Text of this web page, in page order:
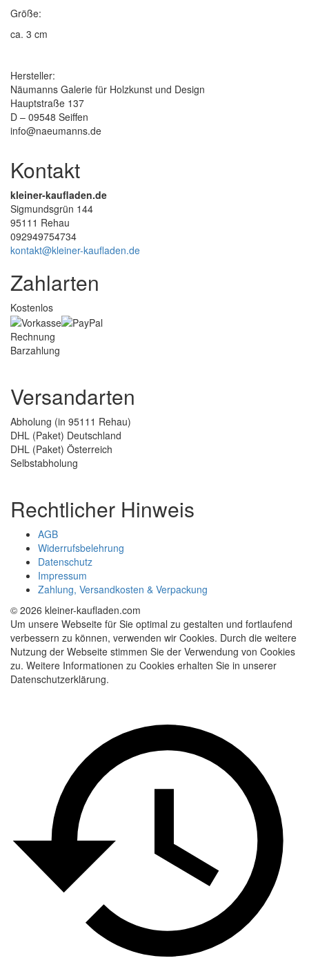
Größe:
ca. 3 cm
Hersteller:
Näumanns Galerie für Holzkunst und Design
Hauptstraße 137
D – 09548 Seiffen
info@naeumanns.de
Kontakt
kleiner-kaufladen.de
Sigmundsgrün 144
95111 Rehau
092949754734
kontakt@kleiner-kaufladen.de
Zahlarten
Kostenlos
Rechnung
Barzahlung
Versandarten
Abholung (in 95111 Rehau)
DHL (Paket) Deutschland
DHL (Paket) Österreich
Selbstabholung
Rechtlicher Hinweis
AGB
Widerrufsbelehrung
Datenschutz
Impressum
Zahlung, Versandkosten & Verpackung
© 2026 kleiner-kaufladen.com
Um unsere Webseite für Sie optimal zu gestalten und fortlaufend
verbessern zu können, verwenden wir Cookies. Durch die weitere
Nutzung der Webseite stimmen Sie der Verwendung von Cookies
zu. Weitere Informationen zu Cookies erhalten Sie in unserer
Datenschutzerklärung.